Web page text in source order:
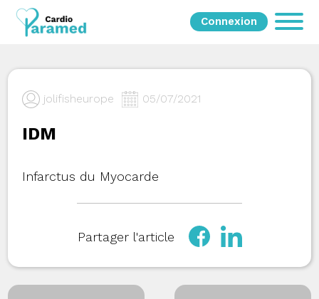
Connexion
jolifisheurope 05/07/2021
IDM
Infarctus du Myocarde
Partager l'article